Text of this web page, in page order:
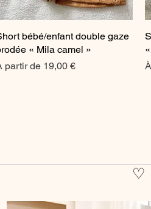
Aperçu rapide
bébé/enfant double gaze
« Mila camel »
partir de 19,00 €
promotionnel
♡